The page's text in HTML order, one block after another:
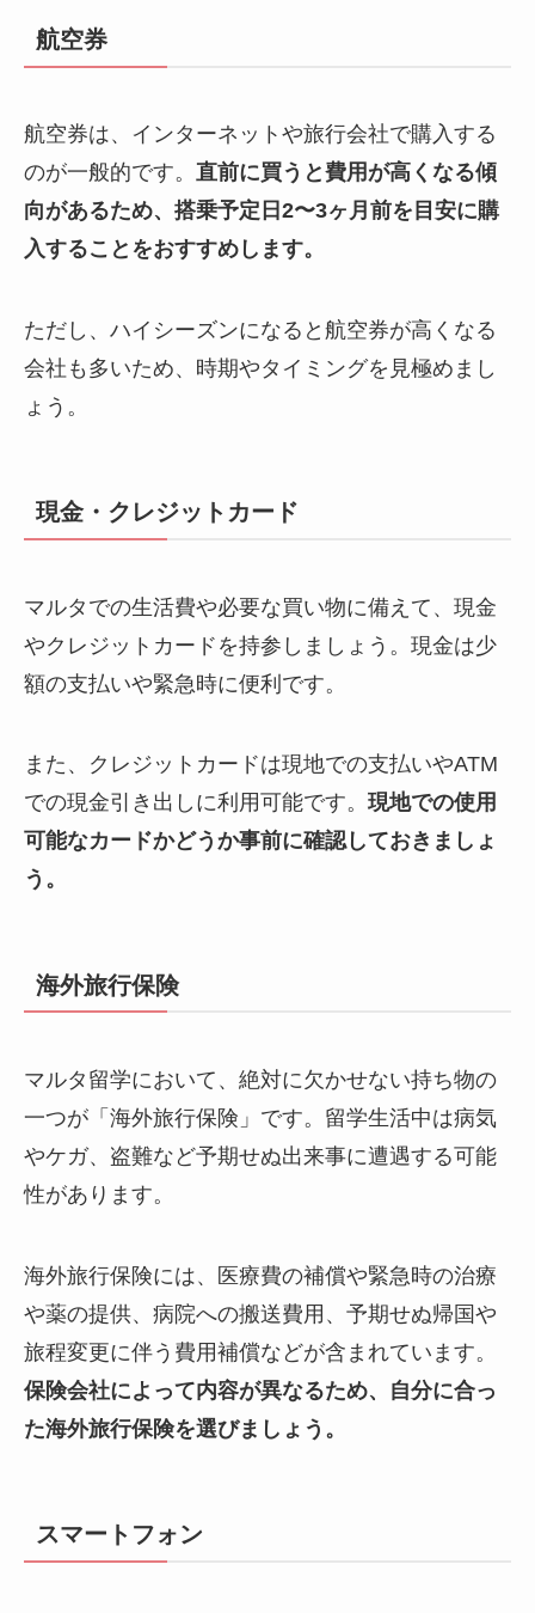
航空券
航空券は、インターネットや旅行会社で購入する
のが一般的です。 直前に買うと費用が高くなる傾
向があるため、搭乗予定日2〜3ヶ月前を目安に購
入することをおすすめします。
ただし、ハイシーズンになると航空券が高くなる
会社も多いため、時期やタイミングを見極めまし
ょう。
現金・クレジットカード
マルタでの生活費や必要な買い物に備えて、現金
やクレジットカードを持参しましょう。現金は少
額の支払いや緊急時に便利です。
また、クレジットカードは現地での支払いやATM
での現金引き出しに利用可能です。 現地での使用
可能なカードかどうか事前に確認しておきましょ
う。
海外旅行保険
マルタ留学において、絶対に欠かせない持ち物の
一つが「海外旅行保険」です。留学生活中は病気
やケガ、盗難など予期せぬ出来事に遭遇する可能
性があります。
海外旅行保険には、医療費の補償や緊急時の治療
や薬の提供、病院への搬送費用、予期せぬ帰国や
旅程変更に伴う費用補償などが含まれています。
保険会社によって内容が異なるため、自分に合っ
た海外旅行保険を選びましょう。
スマートフォン